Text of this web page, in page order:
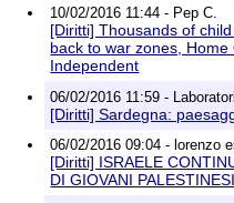
10/02/2016 11:44 - Pep C.
[Diritti] Thousands of
back to war zones,
Independent
06/02/2016 11:59 -
[Diritti] Sardegna:
06/02/2016 09:04 - lorenzo
[Diritti] ISRAELE
DI GIOVANI